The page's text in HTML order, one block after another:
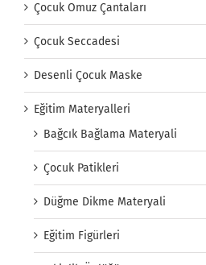
Çocuk Omuz Çantaları
Çocuk Seccadesi
Desenli Çocuk Maske
Eğitim Materyalleri
Bağcık Bağlama Materyali
Çocuk Patikleri
Düğme Dikme Materyali
Eğitim Figürleri